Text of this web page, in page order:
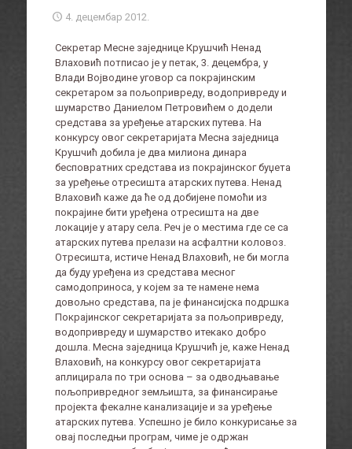
4. децембар 2012.
Секретар Месне заједнице Крушчић Ненад
Влаховић потписао је у петак, 3. децембра, у
Влади Војводине уговор са покрајинским
секретаром за пољопривреду, водопривреду и
шумарство Даниелом Петровићем о додели
средстава за уређење атарских путева. На
конкурсу овог секретаријата Месна заједница
Крушчић добила је два милиона динара
бесповратних средстава из покрајинског буџета
за уређење отресишта атарских путева. Ненад
Влаховић каже да ће од добијене помоћи из
покрајине бити уређена отресишта на две
локације у атару села. Реч је о местима где се са
атарских путева прелази на асфалтни коловоз.
Отресишта, истиче Ненад Влаховић, не би могла
да буду уређена из средстава месног
самодоприноса, у којем за те намене нема
довољно средстава, па је финансијска подршка
Покрајинског секретаријата за пољопривреду,
водопривреду и шумарство итекако добро
дошла. Месна заједница Крушчић је, каже Ненад
Влаховић, на конкурсу овог секретаријата
аплицирала по три основа – за одводњавање
пољопривредног земљишта, за финансирање
пројекта фекалне канализације и за уређење
атарских путева. Успешно је било конкурисање за
овај последњи програм, чиме је одржан